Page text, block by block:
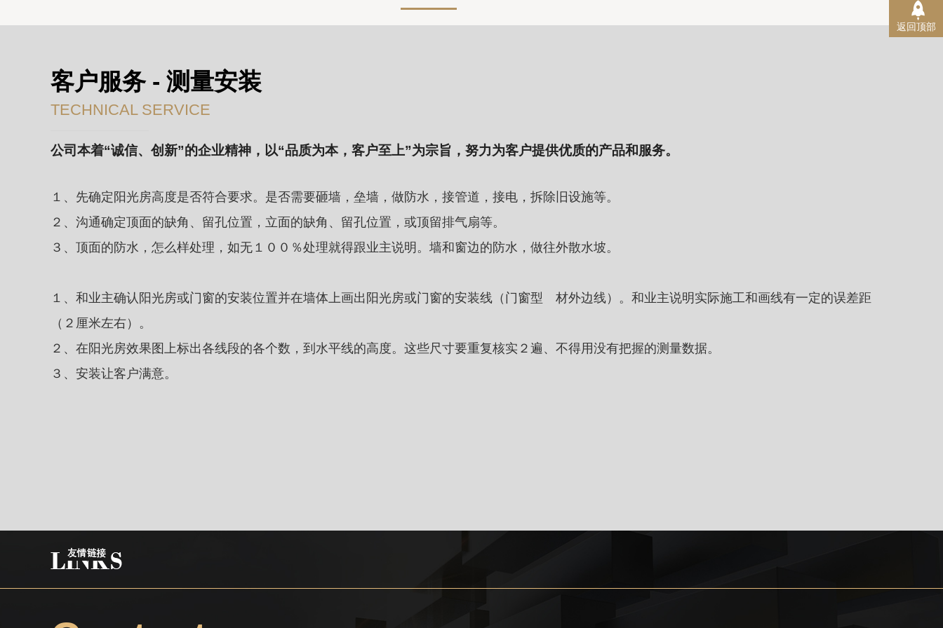
客户服务 - 测量安装
TECHNICAL SERVICE
公司本着“诚信、创新”的企业精神，以“品质为本，客户至上”为宗旨，努力为客户提供优质的产品和服务。
１、先确定阳光房高度是否符合要求。是否需要砸墙，垒墙，做防水，接管道，接电，拆除旧设施等。
２、沟通确定顶面的缺角、留孔位置，立面的缺角、留孔位置，或顶留排气扇等。
３、顶面的防水，怎么样处理，如无１００％处理就得跟业主说明。墙和窗边的防水，做往外散水坡。
１、和业主确认阳光房或门窗的安装位置并在墙体上画出阳光房或门窗的安装线（门窗型 材外边线）。和业主说明实际施工和画线有一定的误差距
（２厘米左右）。
２、在阳光房效果图上标出各线段的各个数，到水平线的高度。这些尺寸要重复核实２遍、不得用没有把握的测量数据。
３、安装让客户满意。
返回顶部